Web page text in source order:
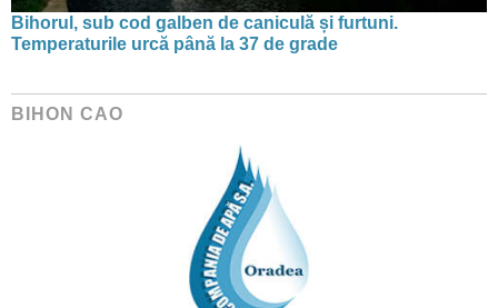
Bihorul, sub cod galben de caniculă și furtuni.
Temperaturile urcă până la 37 de grade
BIHON CAO